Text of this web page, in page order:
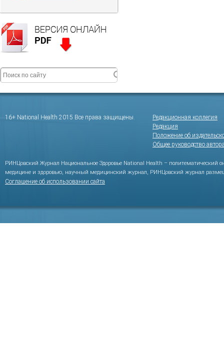
16+ National Health 2015 Все права защищены.
Редакционная коллегия
Редакция
Положение об
Общее руководство
РИНЦовский Журнал Национальное Здоровье National Health –
медицине и здоровью, научный медицинский журнал, РИНЦовский журнал
Соглашение об использовании сайта